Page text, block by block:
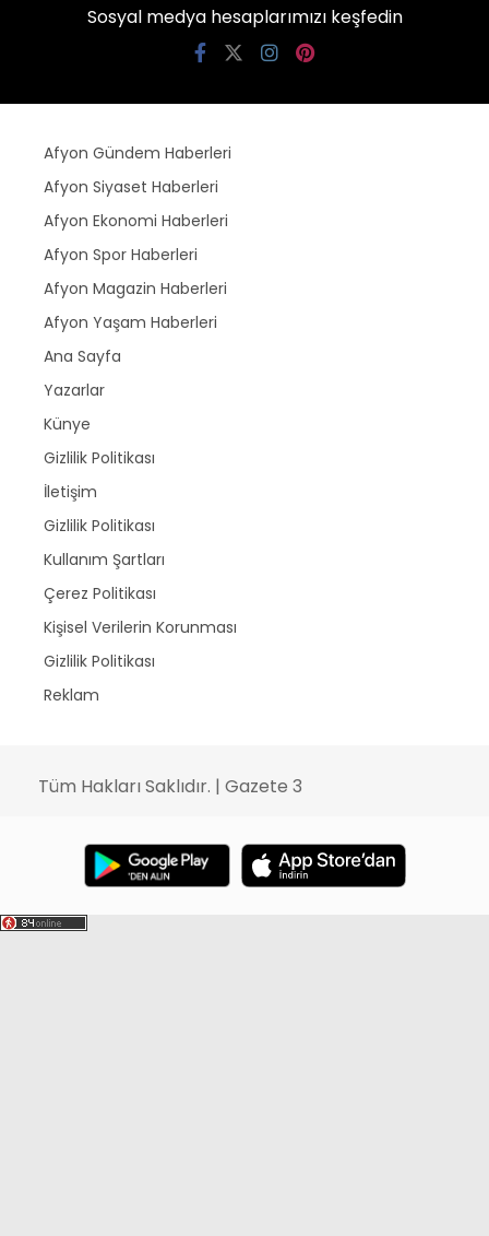
Sosyal medya hesaplarımızı keşfedin
Afyon Gündem Haberleri
Afyon Siyaset Haberleri
Afyon Ekonomi Haberleri
Afyon Spor Haberleri
Afyon Magazin Haberleri
Afyon Yaşam Haberleri
Ana Sayfa
Yazarlar
Künye
Gizlilik Politikası
İletişim
Gizlilik Politikası
Kullanım Şartları
Çerez Politikası
Kişisel Verilerin Korunması
Gizlilik Politikası
Reklam
Tüm Hakları Saklıdır. | Gazete 3